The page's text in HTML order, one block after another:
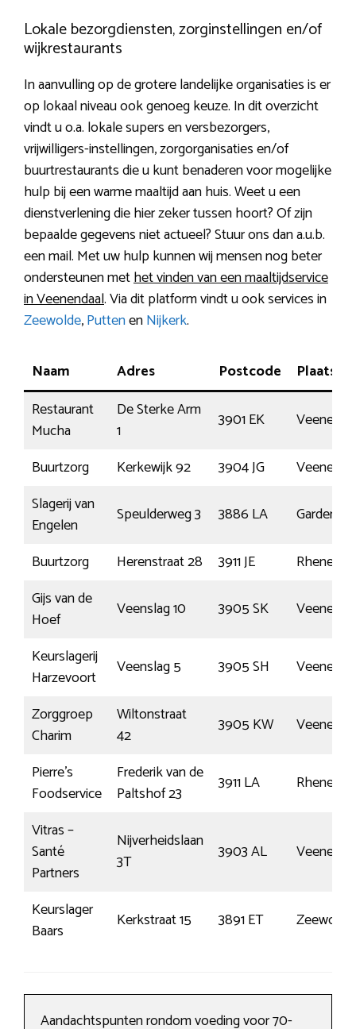
Lokale bezorgdiensten, zorginstellingen en/of
wijkrestaurants
In aanvulling op de grotere landelijke organisaties is er
op lokaal niveau ook genoeg keuze. In dit overzicht
vindt u o.a. lokale supers en versbezorgers,
vrijwilligers-instellingen, zorgorganisaties en/of
buurtrestaurants die u kunt benaderen voor mogelijke
hulp bij een warme maaltijd aan huis. Weet u een
dienstverlening die hier zeker tussen hoort? Of zijn
bepaalde gegevens niet actueel? Stuur ons dan a.u.b.
een mail. Met uw hulp kunnen wij mensen nog beter
ondersteunen methet vinden van een maaltijdservice
in Veenendaal. Via dit platform vindt u ook services in
Zeewolde,PuttenenNijkerk.
Naam Adres Postcode
Plaats
Restaurant
Mucha
De Sterke Arm
1
3901 EK
Buurtzorg
Kerkewijk 92 3904 JG
Slagerij van
Engelen
Speulderweg 3 3886 LA
Garderen
Buurtzorg
Herenstraat 28 3911 JE
Rhenen
Gijs van de
Hoef
Veenslag 10 3905 SK
Keurslagerij
Harzevoort
Veenslag 5 3905 SH
Zorggroep
Charim
Wiltonstraat
42
3905 KW
Pierre’s
Foodservice
Frederik van de
Paltshof 23
3911 LA
Rhenen
Vitras –
Santé
Partners
Nijverheidslaan
3T
3903 AL
Keurslager
Baars
Kerkstraat 15 3891 ET Zeewolde
Aandachtspunten rondom voeding voor 70-